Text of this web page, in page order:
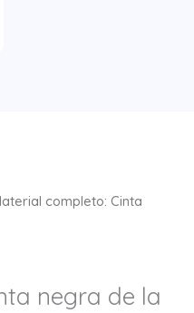
completo: Cinta
negra de la